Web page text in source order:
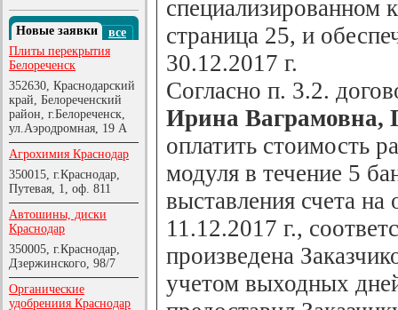
Новые заявки
все
Плиты перекрытия
Белореченск
352630, Краснодарский
край, Белореченский
район, г.Белореченск,
ул.Аэродромная, 19 А
Агрохимия Краснодар
350015, г.Краснодар,
Путевая, 1, оф. 811
Автошины, диски
Краснодар
350005, г.Краснодар,
Дзержинского, 98/7
Органические
удобрениия Краснодар
страница 25, и
30.12.2017 г.
Согласно п. 3.2.
Ирина Ваграмовна,
оплатить стоимость
модуля в течение 5
выставления счета на
11.12.2017 г.,
произведена
учетом выходных